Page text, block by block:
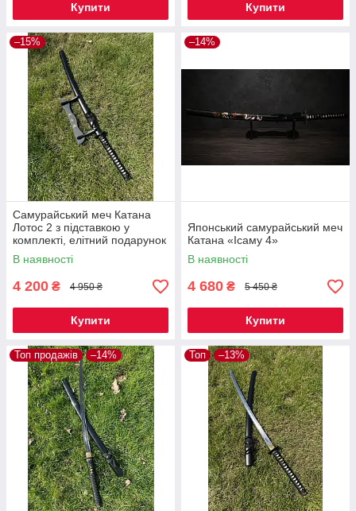
Купити Купити
–15%
Самурайський меч Катана
Лотос 2 з підставкою у
комплекті, елітний подарунок
чоловікові
В наявності
4 200 ₴ 4 950 ₴
Купити
–14%
Японський самурайський меч
Катана «Ісаму 4»
В наявності
4 680 ₴ 5 450 ₴
Купити
Топ продажів –14% Топ –13%